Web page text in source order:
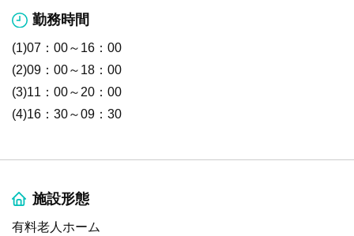
勤務時間
(1)07：00～16：00
(2)09：00～18：00
(3)11：00～20：00
(4)16：30～09：30
施設形態
有料老人ホーム